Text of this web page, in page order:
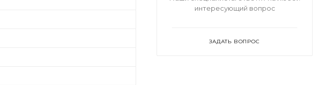
интересующий вопрос
ЗАДАТЬ ВОПРОС